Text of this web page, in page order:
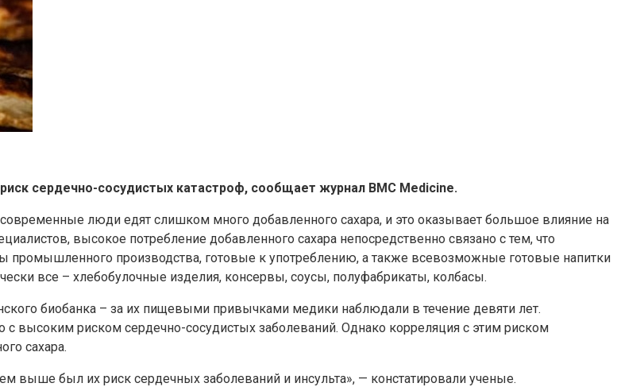
сердечно-сосудистых катастроф, сообщает журнал BMC Medicine.
люди едят слишком много добавленного сахара, и это оказывает большое влияние на
высокое потребление добавленного сахара непосредственно связано с тем, что
промышленного производства, готовые к употреблению, а также всевозможные готовые напитки
все – хлебобулочные изделия, консервы, соусы, полуфабрикаты, колбасы.
биобанка – за их пищевыми привычками медики наблюдали в течение девяти лет.
высоким риском сердечно-сосудистых заболеваний. Однако корреляция с этим риском
сахара.
выше был их риск сердечных заболеваний и инсульта», — констатировали ученые.